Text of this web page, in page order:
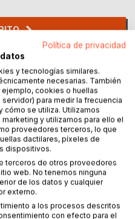
capitales con mayor
Política de privacidad
y tecnologías similares.
necesarias. También
cookies o huellas
para medir la frecuencia
cómo se utiliza. Utilizamos
y utilizamos para ello el
proveedores terceros, lo que
dactilares, píxeles de
dispositivos.
terceros de otros proveedores
web. No tenemos ninguna
de los datos y cualquier
externo.
a los procesos descritos
con efecto para el